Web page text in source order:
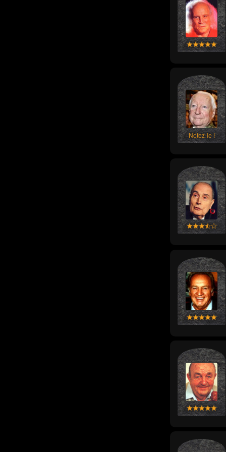
Notez-le !